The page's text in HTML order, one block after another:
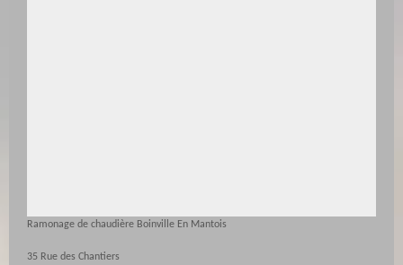
Ramonage de chaudière Boinville En Mantois
35 Rue des Chantiers